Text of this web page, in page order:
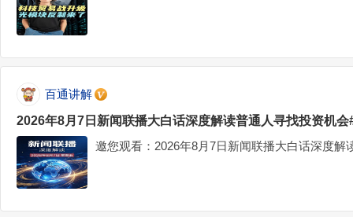
百通讲解
2026年8月7日新闻联播大白话深度解读普通人寻找投资机会
邀您观看：2026年8月7日新闻联播大白话深度解